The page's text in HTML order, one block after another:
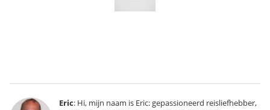
Eric: Hi, mijn naam is Eric: gepassioneerd reisliefhebber,